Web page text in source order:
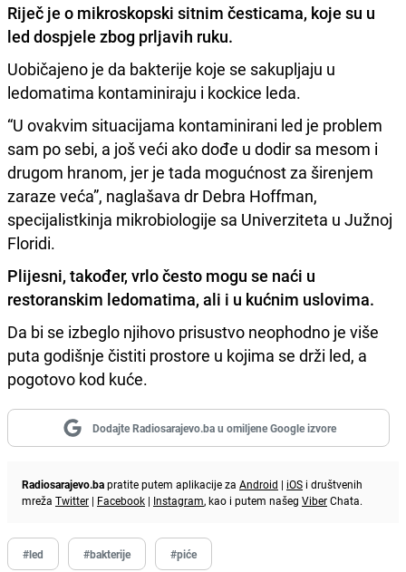
Riječ je o mikroskopski sitnim česticama, koje su u
led dospjele zbog prljavih ruku.
Uobičajeno je da bakterije koje se sakupljaju u
ledomatima kontaminiraju i kockice leda.
“U ovakvim situacijama kontaminirani led je problem
sam po sebi, a još veći ako dođe u dodir sa mesom i
drugom hranom, jer je tada mogućnost za širenjem
zaraze veća”, naglašava dr Debra Hoffman,
specijalistkinja mikrobiologije sa Univerziteta u Južnoj
Floridi.
Plijesni, također, vrlo često mogu se naći u
restoranskim ledomatima, ali i u kućnim uslovima.
Da bi se izbeglo njihovo prisustvo neophodno je više
puta godišnje čistiti prostore u kojima se drži led, a
pogotovo kod kuće.
Dodajte Radiosarajevo.ba u omiljene Google izvore
Radiosarajevo.bapratite putem aplikacije za Android | iOS i društvenih
mreža Twitter | Facebook | Instagram, kao i putem našeg ViberChata.
#led #bakterije #piće